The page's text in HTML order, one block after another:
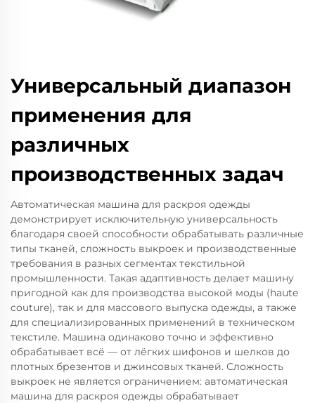
Универсальный диапазон
применения для
различных
производственных задач
Автоматическая машина для раскроя одежды
демонстрирует исключительную универсальность
благодаря своей способности обрабатывать различные
типы тканей, сложность выкроек и производственные
требования в разных сегментах текстильной
промышленности. Такая адаптивность делает машину
пригодной как для производства высокой моды (haute
couture), так и для массового выпуска одежды, а также
для специализированных применений в техническом
текстиле. Машина одинаково точно и эффективно
обрабатывает всё — от лёгких шифонов и шелков до
плотных брезентов и джинсовых тканей. Сложность
выкроек не является ограничением: автоматическая
машина для раскроя одежды обрабатывает